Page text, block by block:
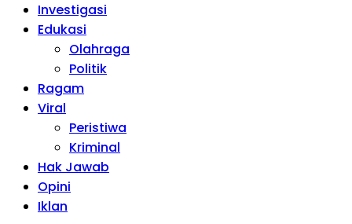
Investigasi
Edukasi
Olahraga
Politik
Ragam
Viral
Peristiwa
Kriminal
Hak Jawab
Opini
Iklan